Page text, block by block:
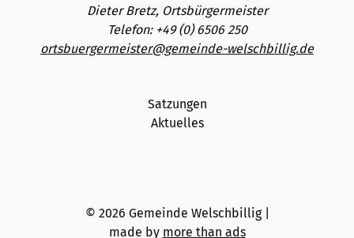
Dieter Bretz, Ortsbürgermeister
Telefon: +49 (0) 6506 250
ortsbuergermeister@gemeinde-welschbillig.de
Satzungen
Aktuelles
© 2026 Gemeinde Welschbillig|
made by more than ads